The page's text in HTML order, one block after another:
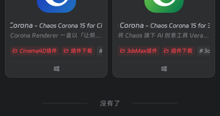
Corona- Chaos Corona 15 for Cinema4D
Corona Renderer 一直以「让照片级真实渲染变得简单」为核心理念
Cinema4D插件 插件下载 # 3D动画渲染 # AI材质生成 # ArchViz
Chaos Corona - Chaos Corona 15 for
将 Chaos 旗下 AI 创意工具 Veras 直接嵌入 Corona 工作流
3dsMax插件 插件下载 # 3ds
没有了